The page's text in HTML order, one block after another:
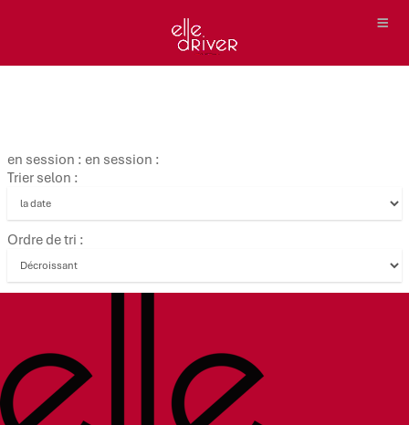
en session : en session :
Trier selon :
Ordre de tri :